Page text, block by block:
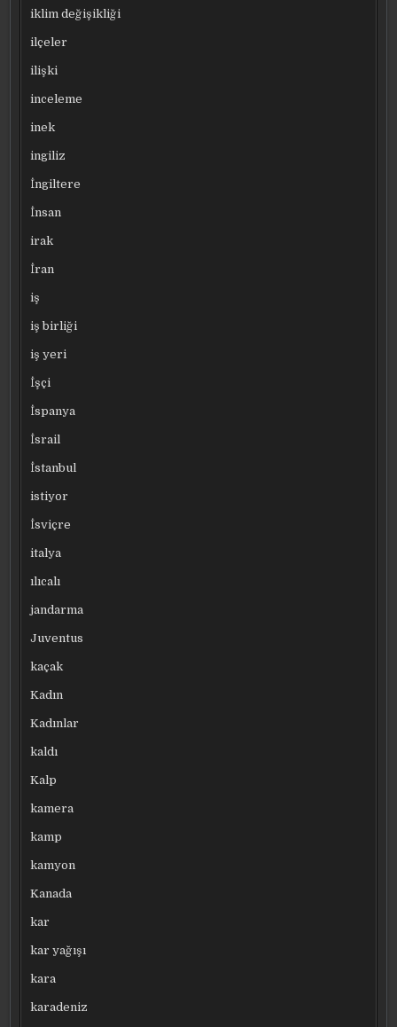
iklim değişikliği
ilçeler
ilişki
inceleme
inek
ingiliz
İngiltere
İnsan
irak
İran
iş
iş birliği
iş yeri
İşçi
İspanya
İsrail
İstanbul
istiyor
İsviçre
italya
ılıcalı
jandarma
Juventus
kaçak
Kadın
Kadınlar
kaldı
Kalp
kamera
kamp
kamyon
Kanada
kar
kar yağışı
kara
karadeniz